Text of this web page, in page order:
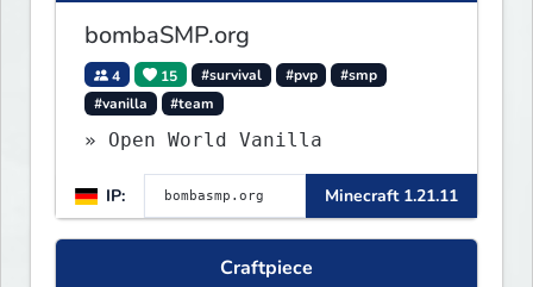
bombaSMP.org
4 15 #survival #pvp
#smp
#vanilla
#team
» Open World Vanilla
IP: Minecraft 1.21.11
Craftpiece